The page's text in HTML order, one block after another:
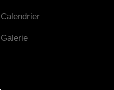
Calendrier
Galerie